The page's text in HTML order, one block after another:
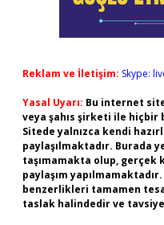
Reklam ve İletişim: Skype:
Yasal Uyarı: Bu internet
veya şahıs şirketi ile hiçbir
Sitede yalnızca kendi
paylaşılmaktadır. Burada
taşımamakta olup, gerçek
paylaşım
benzerlikleri tamamen
taslak halindedir ve